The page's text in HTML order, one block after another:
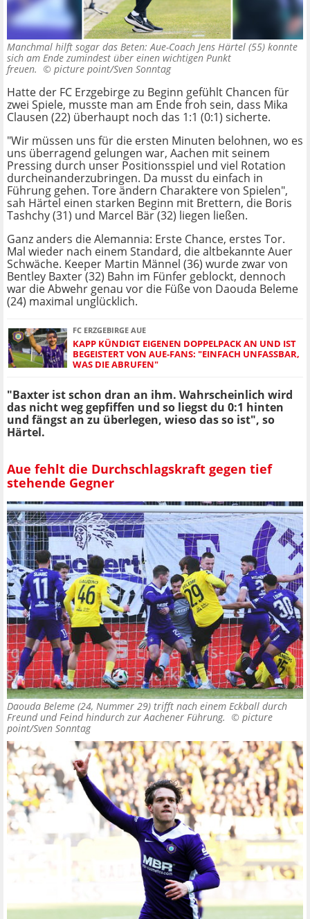
Manchmal hilft sogar das Beten: Aue-Coach Jens Härtel (55) konnte
sich am Ende zumindest über einen wichtigen Punkt
freuen. © picture point/Sven Sonntag
Hatte der FC Erzgebirge zu Beginn gefühlt Chancen für
zwei Spiele, musste man am Ende froh sein, dass Mika
Clausen (22) überhaupt noch das 1:1 (0:1) sicherte.
"Wir müssen uns für die ersten Minuten belohnen, wo es
uns überragend gelungen war, Aachen mit seinem
Pressing durch unser Positionsspiel und viel Rotation
durcheinanderzubringen. Da musst du einfach in
Führung gehen. Tore ändern Charaktere von Spielen",
sah Härtel einen starken Beginn mit Brettern, die Boris
Tashchy (31) und Marcel Bär (32) liegen ließen.
Ganz anders die Alemannia: Erste Chance, erstes Tor.
Mal wieder nach einem Standard, die altbekannte Auer
Schwäche. Keeper Martin Männel (36) wurde zwar von
Bentley Baxter (32) Bahn im Fünfer geblockt, dennoch
war die Abwehr genau vor die Füße von Daouda Beleme
(24) maximal unglücklich.
FC ERZGEBIRGE AUE
KAPP KÜNDIGT EIGENEN DOPPELPACK AN UND IST
BEGEISTERT VON AUE-FANS: "EINFACH UNFASSBAR,
WAS DIE ABRUFEN"
"Baxter ist schon dran an ihm. Wahrscheinlich wird
das nicht weg gepfiffen und so liegst du 0:1 hinten
und fängst an zu überlegen, wieso das so ist", so
Härtel.
Aue fehlt die Durchschlagskraft gegen tief
stehende Gegner
Daouda Beleme (24, Nummer 29) trifft nach einem Eckball durch
Freund und Feind hindurch zur Aachener Führung. © picture
point/Sven Sonntag